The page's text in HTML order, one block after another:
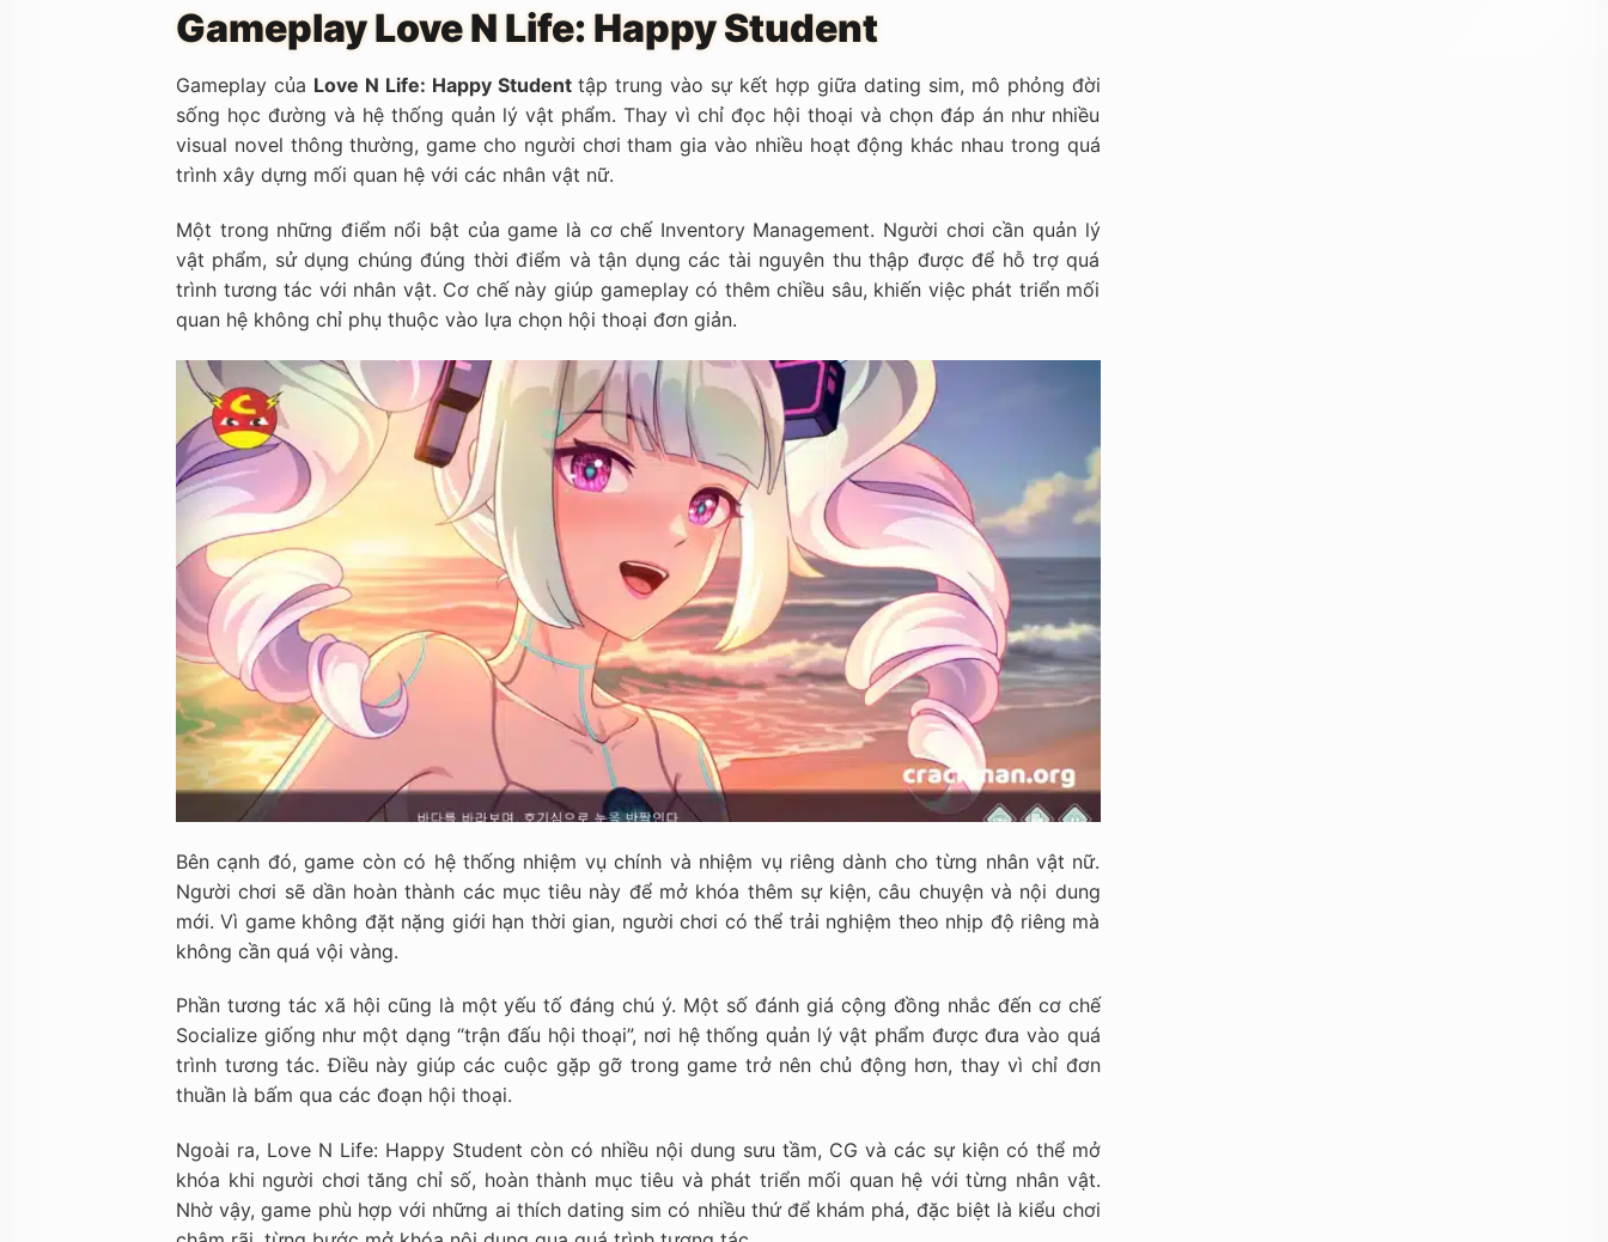
Gameplay Love N Life: Happy Student
Gameplay của Love N Life: Happy Studenttập trung vào sự kết hợp giữa dating sim, mô phỏng đời
sống học đường và hệ thống quản lý vật phẩm. Thay vì chỉ đọc hội thoại và chọn đáp án như nhiều
visual novel thông thường, game cho người chơi tham gia vào nhiều hoạt động khác nhau trong quá
trình xây dựng mối quan hệ với các nhân vật nữ.
Một trong những điểm nổi bật của game là cơ chế Inventory Management. Người chơi cần quản lý
vật phẩm, sử dụng chúng đúng thời điểm và tận dụng các tài nguyên thu thập được để hỗ trợ quá
trình tương tác với nhân vật. Cơ chế này giúp gameplay có thêm chiều sâu, khiến việc phát triển mối
quan hệ không chỉ phụ thuộc vào lựa chọn hội thoại đơn giản.
Bên cạnh đó, game còn có hệ thống nhiệm vụ chính và nhiệm vụ riêng dành cho từng nhân vật nữ.
Người chơi sẽ dần hoàn thành các mục tiêu này để mở khóa thêm sự kiện, câu chuyện và nội dung
mới. Vì game không đặt nặng giới hạn thời gian, người chơi có thể trải nghiệm theo nhịp độ riêng mà
không cần quá vội vàng.
Phần tương tác xã hội cũng là một yếu tố đáng chú ý. Một số đánh giá cộng đồng nhắc đến cơ chế
Socialize giống như một dạng “trận đấu hội thoại”, nơi hệ thống quản lý vật phẩm được đưa vào quá
trình tương tác. Điều này giúp các cuộc gặp gỡ trong game trở nên chủ động hơn, thay vì chỉ đơn
thuần là bấm qua các đoạn hội thoại.
Ngoài ra, Love N Life: Happy Student còn có nhiều nội dung sưu tầm, CG và các sự kiện có thể mở
khóa khi người chơi tăng chỉ số, hoàn thành mục tiêu và phát triển mối quan hệ với từng nhân vật.
Nhờ vậy, game phù hợp với những ai thích dating sim có nhiều thứ để khám phá, đặc biệt là kiểu chơi